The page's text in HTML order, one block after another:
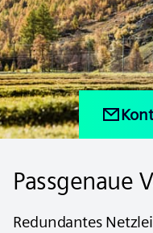
Passgenaue
Redundantes